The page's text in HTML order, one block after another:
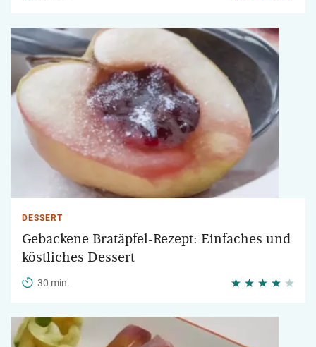
DESSERT
Gebackene Bratäpfel-Rezept: Einfaches und
köstliches Dessert
30 min.